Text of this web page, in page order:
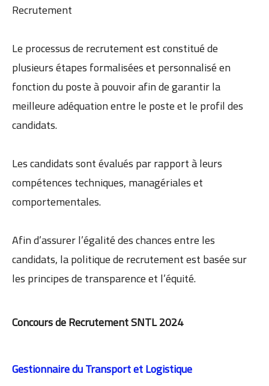
Recrutement
Le processus de recrutement est constitué de
plusieurs étapes formalisées et personnalisé en
fonction du poste à pouvoir afin de garantir la
meilleure adéquation entre le poste et le profil des
candidats.
Les candidats sont évalués par rapport à leurs
compétences techniques, managériales et
comportementales.
Afin d’assurer l’égalité des chances entre les
candidats, la politique de recrutement est basée sur
les principes de transparence et l’équité.
Concours de Recrutement SNTL 2024
Gestionnaire du Transport et Logistique